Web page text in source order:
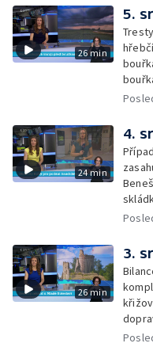
26 min
5.
škod
vody
Most
—
spadl
pastí
24 min
4.
zřítil
Tři
Orlici
26 min
3.